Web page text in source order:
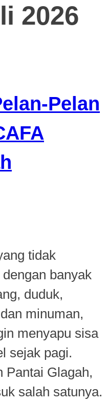
2026
Pelan
tidak
banyak
duduk,
minuman,
menyapu sisa
sejak pagi.
Pantai Glagah,
salah satunya.